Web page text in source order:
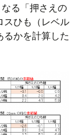
る「押さえの
スひも（レベル
るかを計算した